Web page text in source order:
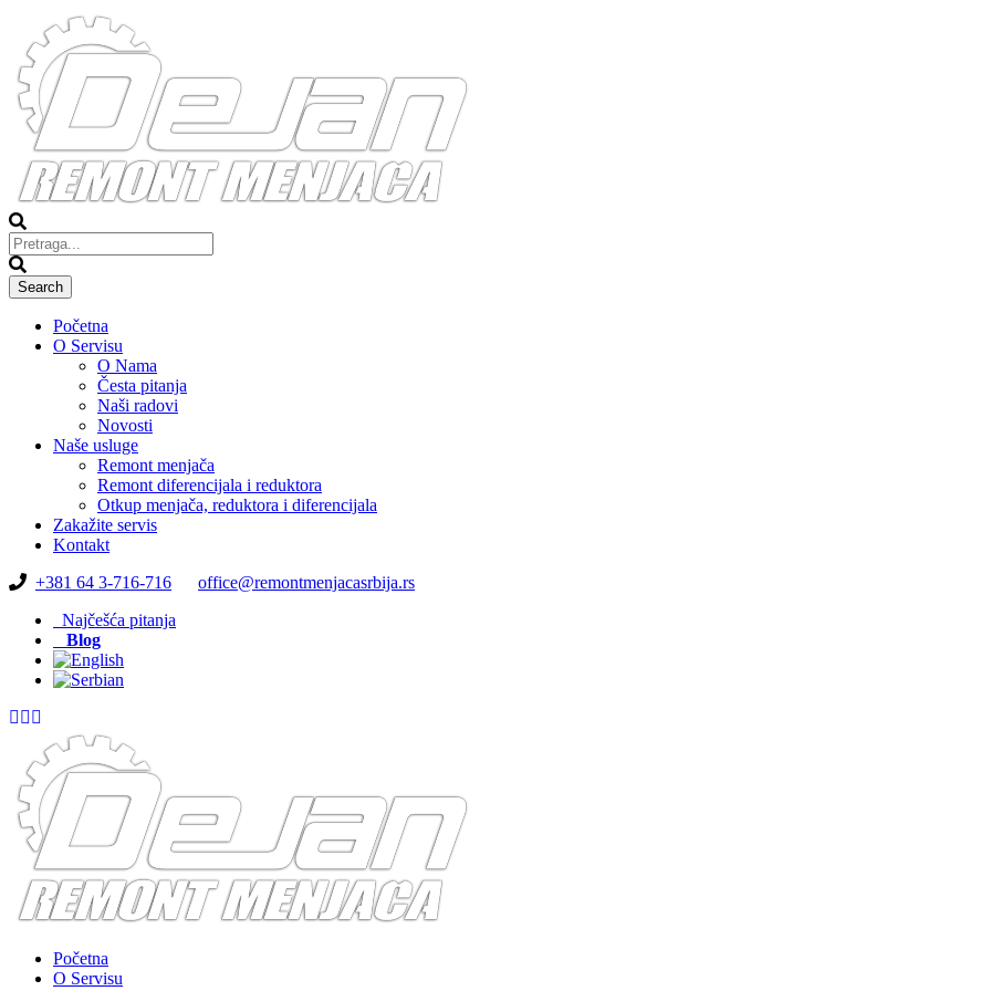
Početna
O Servisu
O Nama
Česta pitanja
Naši radovi
Novosti
Naše usluge
Remont menjača
Remont diferencijala i reduktora
Otkup menjača, reduktora i diferencijala
Zakažite servis
Kontakt
+381 64 3-716-716
office@remontmenjacasrbija.rs
Najčešća pitanja
Blog
Početna
O Servisu